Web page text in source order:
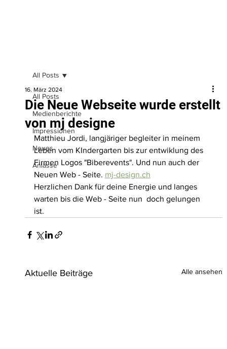
All Posts
Medienberichte
Impressionen
Neues
Anlässe
All Posts
Die Neue Webseite wurde erstellt
von mj designe
16. März 2024
Matthieu Jordi, langjäriger begleiter in meinem
Leben vom KIndergarten bis zur entwiklung des
Firmen Logos "Biberevents". Und nun auch der
Neuen Web - Seite. mj-design.ch
Herzlichen Dank für deine Energie und langes
warten bis die Web - Seite nun  doch gelungen
ist.
Aktuelle Beiträge Alle ansehen